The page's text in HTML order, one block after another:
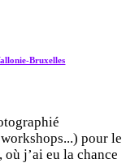
Bruxelles
pour le
j’ai eu la chance